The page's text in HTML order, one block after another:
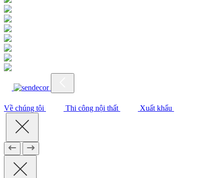
Về chúng tôi Thi công nội thất Xuất khẩu